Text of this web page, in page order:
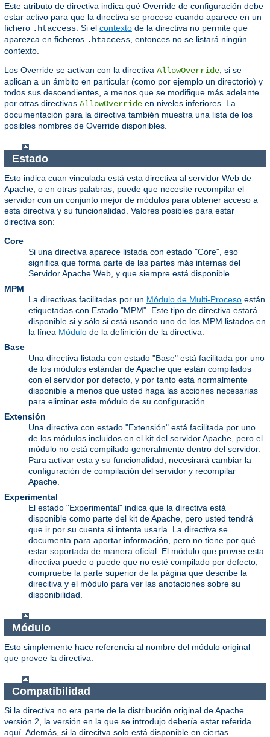
Este atributo de directiva indica qué Override de configuración debe
estar activo para que la directiva se procese cuando aparece en un
fichero .htaccess . Si el contexto de la directiva no permite que
aparezca en ficheros .htaccess , entonces no se listará ningún
contexto.
Los Override se activan con la directiva AllowOverride , si se
aplican a un ámbito en particular (como por ejemplo un directorio) y
todos sus descendientes, a menos que se modifique más adelante
por otras directivas AllowOverride en niveles inferiores. La
documentación para la directiva también muestra una lista de los
posibles nombres de Override disponibles.
Estado
Esto indica cuan vinculada está esta directiva al servidor Web de
Apache; o en otras palabras, puede que necesite recompilar el
servidor con un conjunto mejor de módulos para obtener acceso a
esta directiva y su funcionalidad. Valores posibles para estar
directiva son:
Core
Si una directiva aparece listada con estado "Core", eso
significa que forma parte de las partes más internas del
Servidor Apache Web, y que siempre está disponible.
MPM
La directivas facilitadas por un Módulo de Multi-Proceso están
etiquetadas con Estado "MPM". Este tipo de directiva estará
disponible si y sólo si está usando uno de los MPM listados en
la línea Módulo de la definición de la directiva.
Base
Una directiva listada con estado "Base" está facilitada por uno
de los módulos estándar de Apache que están compilados
con el servidor por defecto, y por tanto está normalmente
disponible a menos que usted haga las acciones necesarias
para eliminar este módulo de su configuración.
Extensión
Una directiva con estado "Extensión" está facilitada por uno
de los módulos incluidos en el kit del servidor Apache, pero el
módulo no está compilado generalmente dentro del servidor.
Para activar esta y su funcionalidad, necesirará cambiar la
configuración de compilación del servidor y recompilar
Apache.
Experimental
El estado "Experimental" indica que la directiva está
disponible como parte del kit de Apache, pero usted tendrá
que ir por su cuenta si intenta usarla. La directiva se
documenta para aportar información, pero no tiene por qué
estar soportada de manera oficial. El módulo que provee esta
directiva puede o puede que no esté compilado por defecto,
compruebe la parte superior de la página que describe la
direcitiva y el módulo para ver las anotaciones sobre su
disponibilidad.
Módulo
Esto simplemente hace referencia al nombre del módulo original
que provee la directiva.
Compatibilidad
Si la directiva no era parte de la distribución original de Apache
versión 2, la versión en la que se introdujo debería estar referida
aquí. Además, si la direcitva solo está disponible en ciertas